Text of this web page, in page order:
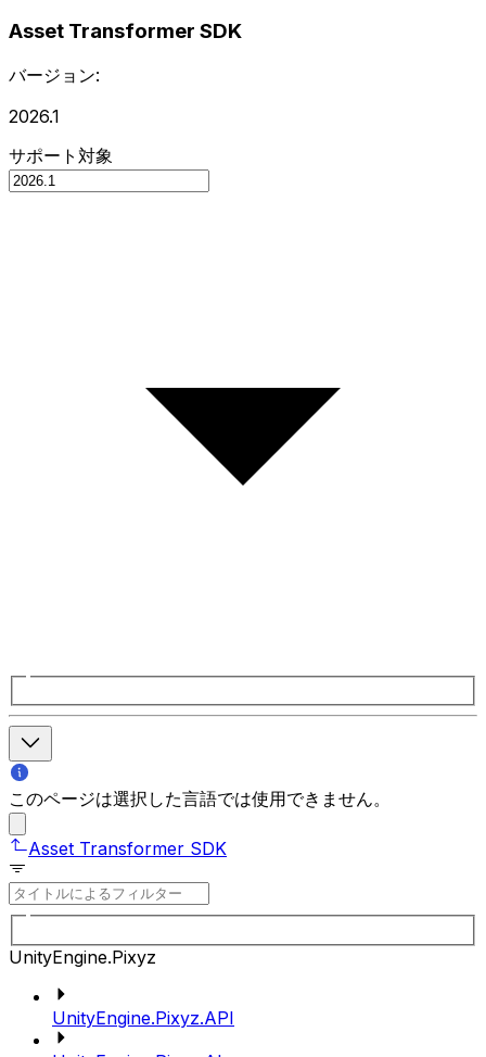
Asset Transformer SDK
バージョン:
2026.1
サポート対象
このページは選択した言語では使用できません。
Asset Transformer SDK
UnityEngine.Pixyz
UnityEngine.Pixyz.API